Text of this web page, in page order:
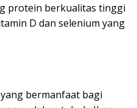
protein berkualitas tinggi
D dan selenium yang
bermanfaat bagi